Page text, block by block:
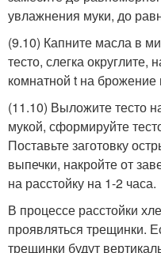
увлажнения муки, до
(9.10) Капните масла в
тесто, слегка округлите,
комнатной t на
(11.10) Выложите тесто
мукой, сформируйте
Поставьте заготовку
выпечки, накройте от
на расстойку на 1-2 часа.
В процессе расстойки
проявляться трещинки.
трещинки будут